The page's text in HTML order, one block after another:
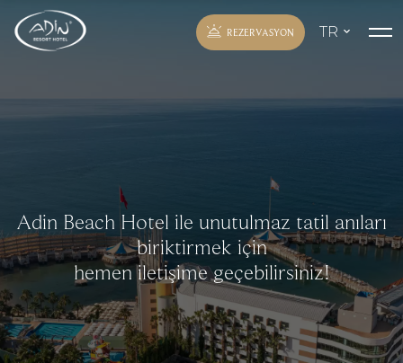
REZERVASYON
TR
Adin Beach Hotel ile unutulmaz tatil anıları
biriktirmek için
hemen iletişime geçebilirsiniz!